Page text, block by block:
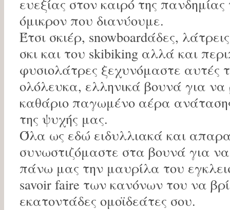
ευεξίας στον καιρό της
όμικρον που διανύουμε.
Έτσι σκιέρ, snowboardάδες,
σκι και του skibiking αλλά και
φυσιολάτρες ξεχυνόμαστε αυτές
ολόλευκα, ελληνικά βουνά για
καθάριο παγωμένο αέρα ανάτασης
της ψυχής μας.
Όλα ως εδώ ειδυλλιακά και
συνωστιζόμαστε στα βουνά για
πάνω μας την μαυρίλα του
savoir faire των κανόνων του να
εκατοντάδες ομοϊδεάτες σου.